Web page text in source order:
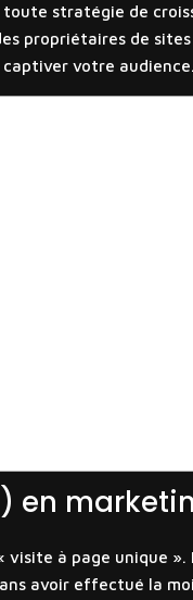
stratégie de
propriétaires de
votre audience.
en
visite à page unique
avoir effectué la